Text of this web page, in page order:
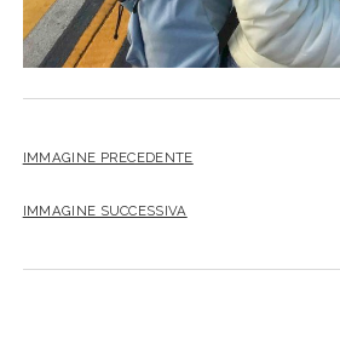
IMMAGINE PRECEDENTE
IMMAGINE SUCCESSIVA